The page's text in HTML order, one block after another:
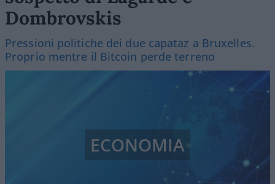
Dombrovskis
Pressioni politiche dei due capataz a Bruxelles.
Proprio mentre il Bitcoin perde terreno
ECONOMIA